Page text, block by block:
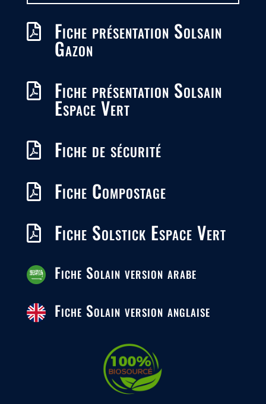
 Fiche présentation Solsain
Gazon
 Fiche présentation Solsain
Espace Vert
 Fiche de sécurité
 Fiche Compostage
 Fiche Solstick Espace Vert
Fiche Solain version arabe
Fiche Solain version anglaise